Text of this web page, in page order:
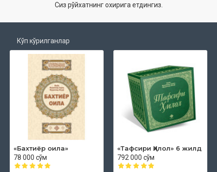
Сиз рўйхатнинг охирига етдингиз.
Кўп кўрилганлар
«Бахтиёр оила»
78 000 сўм
«Тафсири Ҳилол» 6 жилд
792 000 сўм